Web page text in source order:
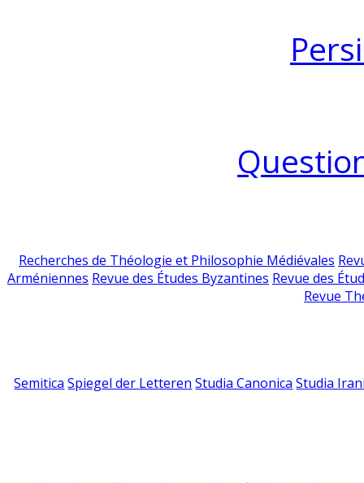
Recherches de Théologie et Philosophie Médiévales
Arméniennes Revue des Études Byzantines Revue des
Revue
Semitica Spiegel der Letteren Studia Canonica Studia